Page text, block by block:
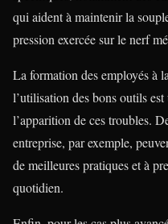
qui aident à maintenir la
pression exercée sur le nerf
La formation des employés à
l’utilisation des bons outils
l’apparition de ces troubles.
entreprise, par exemple,
de meilleures pratiques et à
quotidien.